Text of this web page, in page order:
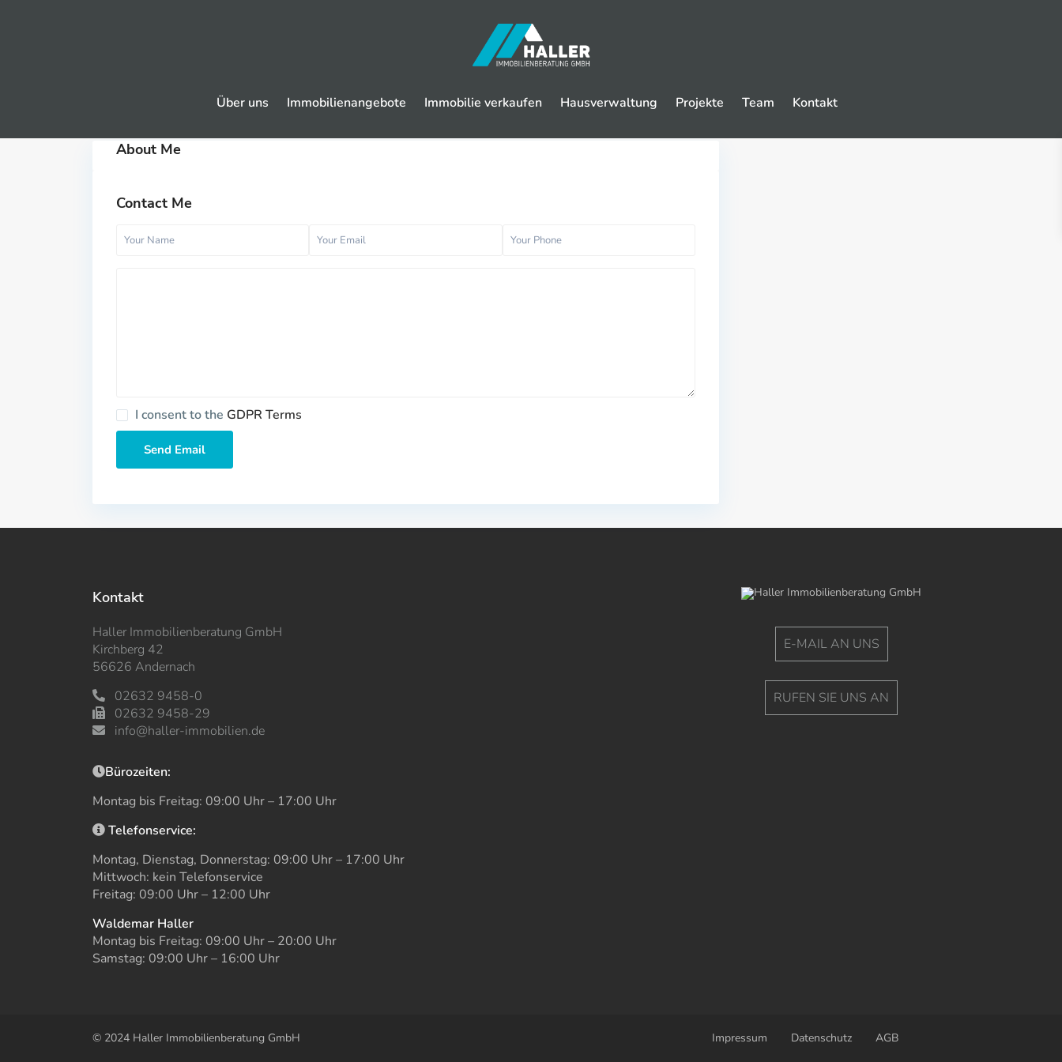
Über uns Immobilienangebote Immobilie verkaufen Hausverwaltung Projekte Team Kontakt
About Me
Contact Me
I consent to the GDPR Terms
Kontakt
Haller Immobilienberatung GmbH
Kirchberg 42
56626 Andernach
02632 9458-0
02632 9458-29
info@haller-immobilien.de
Bürozeiten:
Montag bis Freitag: 09:00 Uhr – 17:00 Uhr
Telefonservice:
Montag, Dienstag, Donnerstag: 09:00 Uhr – 17:00 Uhr
Mittwoch: kein Telefonservice
Freitag: 09:00 Uhr – 12:00 Uhr
Waldemar Haller
Montag bis Freitag: 09:00 Uhr – 20:00 Uhr
Samstag: 09:00 Uhr – 16:00 Uhr
E-MAIL AN UNS
RUFEN SIE UNS AN
© 2024 Haller Immobilienberatung GmbH Impressum Datenschutz AGB